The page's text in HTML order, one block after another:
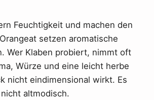
Feuchtigkeit und machen den
setzen aromatische
Wer Klaben probiert, nimmt oft
Würze und eine leicht herbe
nicht eindimensional wirkt. Es
altmodisch.